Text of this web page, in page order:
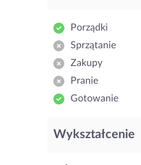
Porządki
Sprzątanie
Zakupy
Pranie
Gotowanie
Wykształcenie